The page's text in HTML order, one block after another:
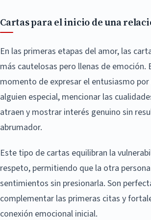
Cartas para el inicio de una
En las primeras etapas del amor, las
más cautelosas pero llenas de emoción.
momento de expresar el entusiasmo por
alguien especial, mencionar las
atraen y mostrar interés genuino sin
abrumador.
Este tipo de cartas equilibran la
respeto, permitiendo que la otra
sentimientos sin presionarla. Son
complementar las primeras citas y
conexión emocional inicial.